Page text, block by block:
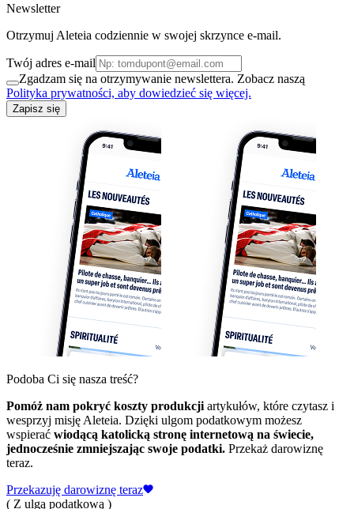
Newsletter
Otrzymuj Aleteia codziennie w swojej skrzynce e-mail.
Twój adres e-mail
Zgadzam się na otrzymywanie newslettera. Zobacz naszą
Polityka prywatności, aby dowiedzieć się więcej.
Zapisz się
Podoba Ci się nasza treść?
Pomóż nam pokryć koszty produkcji artykułów, które czytasz i
wesprzyj misję Aleteia. Dzięki ulgom podatkowym możesz
wspierać wiodącą katolicką stronę internetową na świecie,
jednocześnie zmniejszając swoje podatki. Przekaż darowiznę
teraz.
Przekazuję darowiznę teraz
( Z ulgą podatkową )